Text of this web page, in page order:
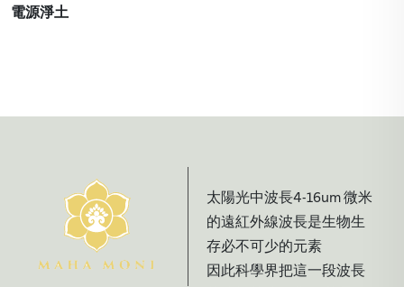
電源淨土
太陽光中波長4-16um 微米
的遠紅外線波長是生物生
存必不可少的元素
因此科學界把這一段波長